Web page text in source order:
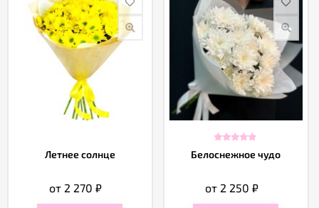
Летнее солнце
от 2 270₽
Белоснежное чудо
от 2 250 ₽